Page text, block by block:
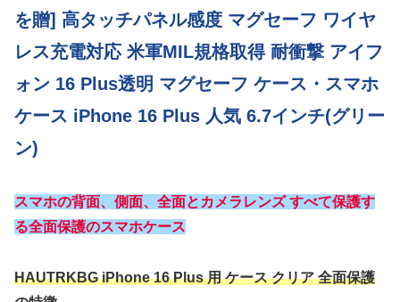
を贈] 高タッチパネル感度 マグセーフ ワイヤ
レス充電対応 米軍MIL規格取得 耐衝撃 アイフ
ォン 16 Plus透明 マグセーフ ケース・スマホ
ケース iPhone 16 Plus 人気 6.7インチ(グリー
ン)
スマホの背面、側面、全面とカメラレンズ すべて保護す
る全面保護のスマホケース
HAUTRKBG iPhone 16 Plus 用 ケース クリア 全面保護